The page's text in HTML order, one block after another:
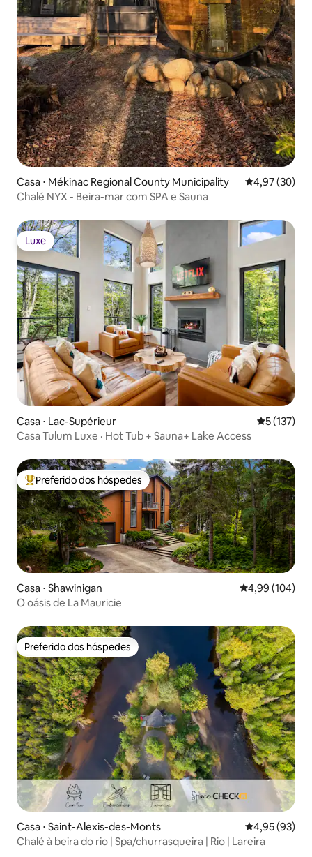
Casa ⋅ Mékinac Regional County Municipality 4,97 de uma
4,97 (30)
Chalé NYX - Beira-mar com SPA e Sauna
Luxe
Luxe
Casa ⋅ Lac-Supérieur 5 de uma
5 (137)
Casa Tulum Luxe · Hot Tub + Sauna+ Lake Access
Entre os melhores preferidos dos hóspedes
Preferido dos hóspedes
Casa ⋅ Shawinigan 4,99 de uma
4,99 (104)
O oásis de La Mauricie
Preferido dos hóspedes
Preferido dos hóspedes
Casa ⋅ Saint-Alexis-des-Monts 4,95 de uma
4,95 (93)
Chalé à beira do rio | Spa/churrasqueira | Rio | Lareira